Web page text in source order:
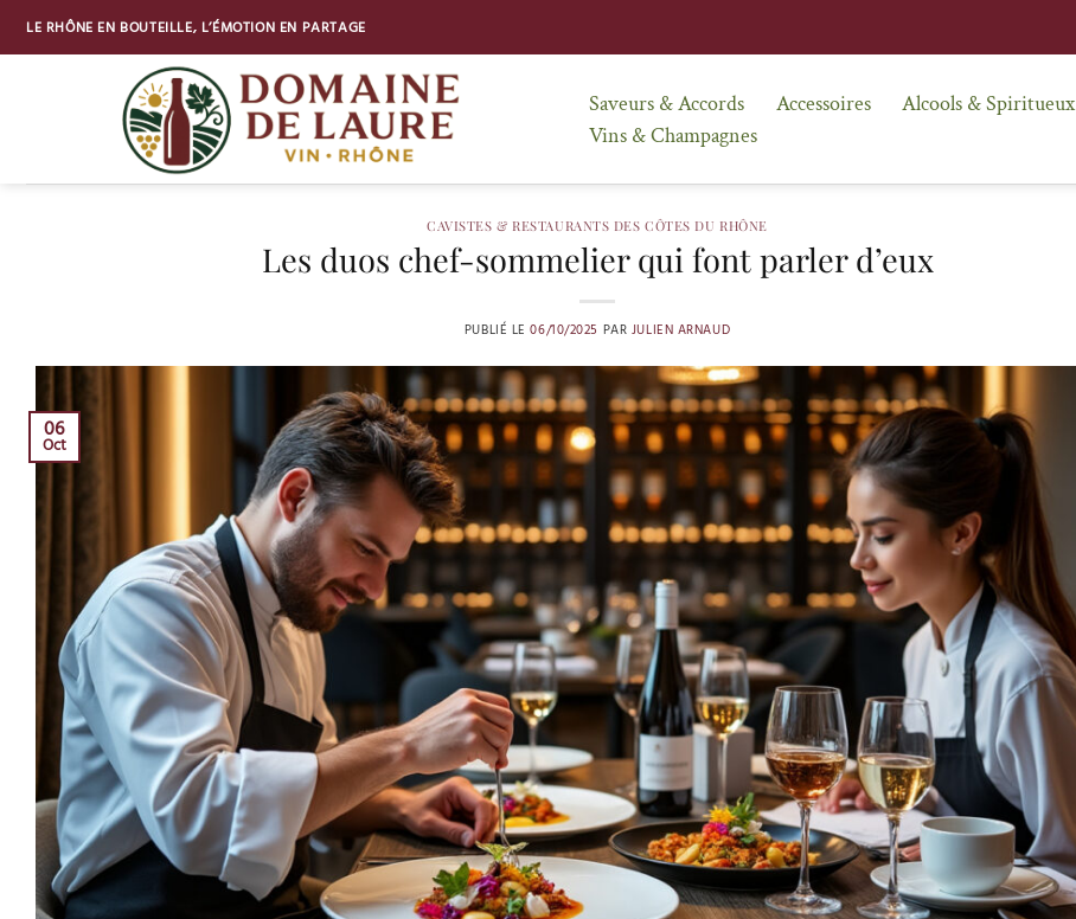
LE RHÔNE EN BOUTEILLE, L’ÉMOTION EN PARTAGE
Saveurs & Accords Accessoires Alcools & Spiritueux
Vins & Champagnes
CAVISTES & RESTAURANTS DES CÔTES DU RHÔNE
Les duos chef-sommelier qui font parler d’eux
PUBLIÉ LE06/10/2025 PAR JULIEN ARNAUD
06
Oct